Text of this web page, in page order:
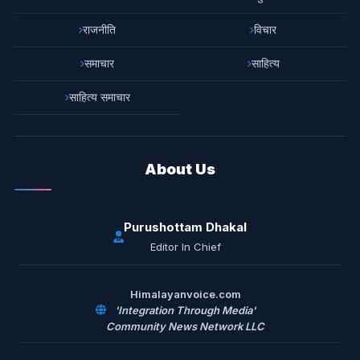
राजनीति विचार
समाचार साहित्य
साहित्य समाचार
About Us
Purushottam Dhakal
Editor In Chief
Himalayanvoice.com
'Integration Through Media'
Community News Network LLC